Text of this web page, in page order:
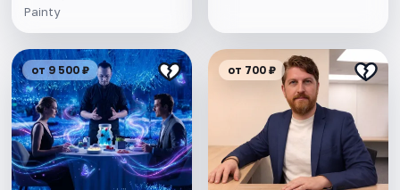
Painty
от 9 500 ₽ от 700 ₽